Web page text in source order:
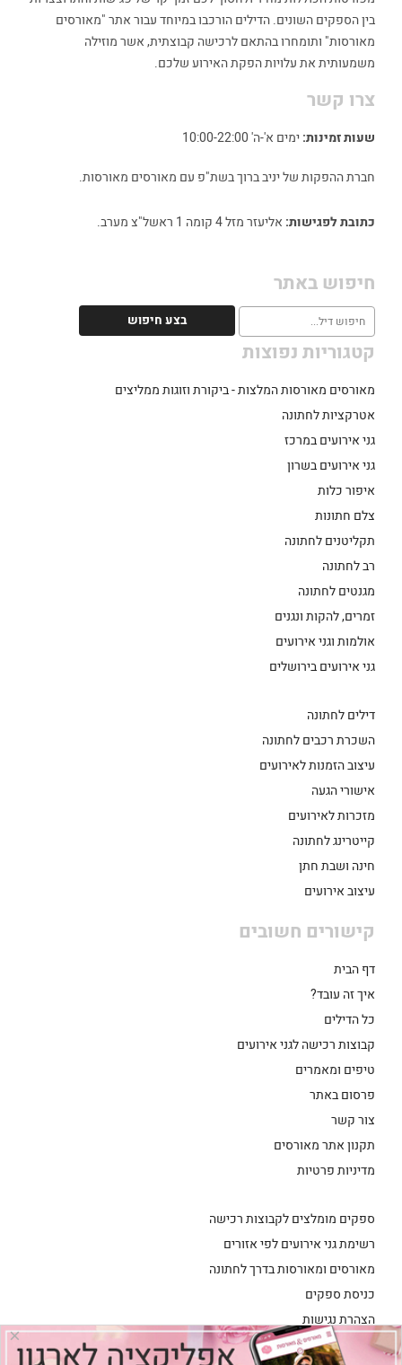
בין הספקים השונים. הדילים הורכבו במיוחד עבור אתר "מאורסים
מאורסות" ותומחרו בהתאם לרכישה קבוצתית, אשר מוזילה
משמעותית את עלויות הפקת האירוע שלכם.
צרו קשר
שעות זמינות: ימים א'-ה' 10:00-22:00
חברת ההפקות של יניב ברוך בשת"פ עם מאורסים מאורסות.
כתובת לפגישות: אליעזר מזל 4 קומה 1 ראשל"צ מערב.
חיפוש באתר
קטגוריות נפוצות
מאורסים מאורסות המלצות - ביקורת וזוגות ממליצים
אטרקציות לחתונה
גני אירועים במרכז
גני אירועים בשרון
איפור כלות
צלם חתונות
תקליטנים לחתונה
רב לחתונה
מגנטים לחתונה
זמרים, להקות ונגנים
אולמות וגני אירועים
גני אירועים בירושלים
דילים לחתונה
השכרת רכבים לחתונה
עיצוב הזמנות לאירועים
אישורי הגעה
מזכרות לאירועים
קייטרינג לחתונה
חינה ושבת חתן
עיצוב אירועים
קישורים חשובים
דף הבית
איך זה עובד?
כל הדילים
קבוצות רכישה לגני אירועים
טיפים ומאמרים
פרסום באתר
צור קשר
תקנון אתר מאורסים
מדיניות פרטיות
ספקים מומלצים לקבוצות רכישה
רשימת גני אירועים לפי אזורים
מאורסים ומאורסות בדרך לחתונה
כניסת ספקים
הצהרת נגישות
×